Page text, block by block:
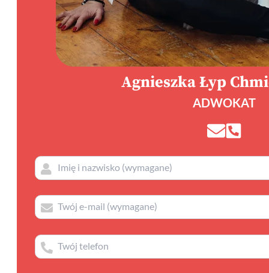
Agnieszka Łyp
ADWOKAT